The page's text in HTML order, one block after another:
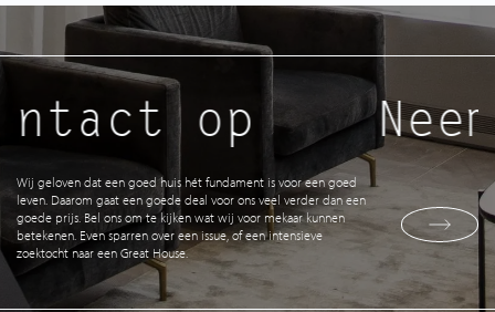
op
Wij geloven dat een goed huis hét fundament is voor een goed
leven. Daarom gaat een goede deal voor ons veel verder dan een
goede prijs. Bel ons om te kijken wat wij voor mekaar kunnen
betekenen. Even sparren over een issue, of een intensieve
zoektocht naar een Great House.